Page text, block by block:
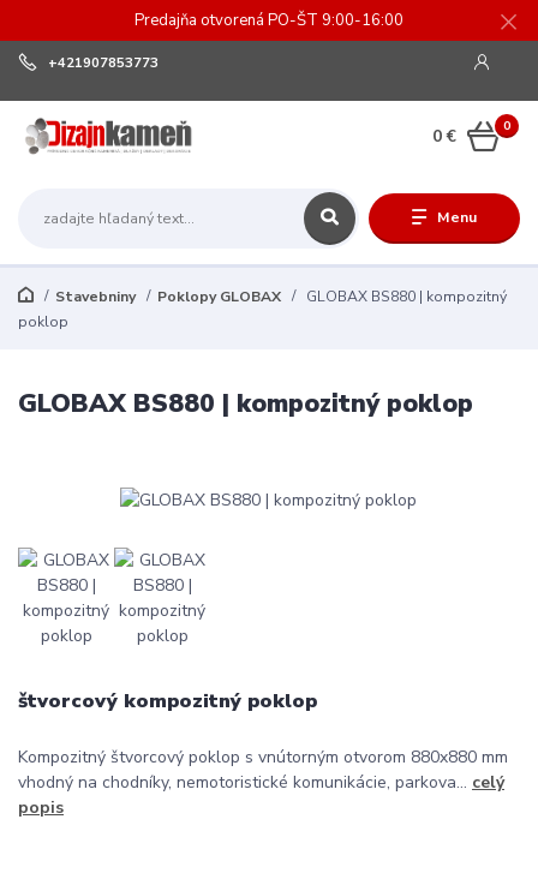
Predajňa otvorená PO-ŠT 9:00-16:00
Menu
+421907853773
0
0 €
Stavebniny Poklopy GLOBAX
GLOBAX BS880 | kompozitný
poklop
GLOBAX BS880 | kompozitný poklop
štvorcový kompozitný poklop
Kompozitný štvorcový poklop s vnútorným otvorom 880x880 mm
vhodný na chodníky, nemotoristické komunikácie, parkova... celý
popis